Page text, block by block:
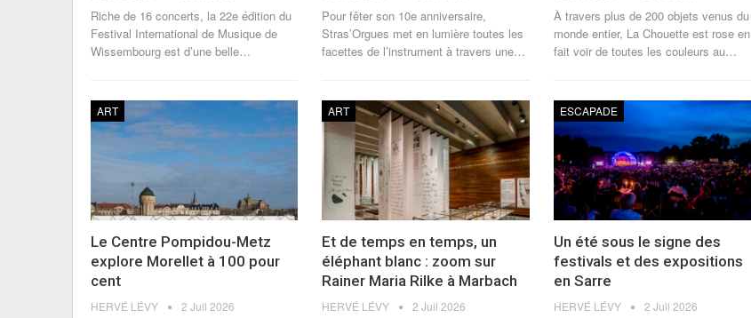
Riche de 16 concerts, la 22e édition du
Festival International de Musique de
Wissembourg est d’une belle…
Pour fêter son 10e anniversaire,
Stras’Orgues met en lumière toutes les
facettes de l’instrument à travers une…
À travers plus de 200 objets venus du
monde entier, La Chouette est rose en
fait voir de toutes les couleurs au…
ART
Le Centre Pompidou-Metz
explore Morellet à 100 pour
cent
HERVÉ LÉVY 2 Juil 2026
ART
Et de temps en temps, un
éléphant blanc : zoom sur
Rainer Maria Rilke à Marbach
HERVÉ LÉVY 2 Juil 2026
ESCAPADE
Un été sous le signe des
festivals et des expositions
en Sarre
HERVÉ LÉVY 2 Juil 2026